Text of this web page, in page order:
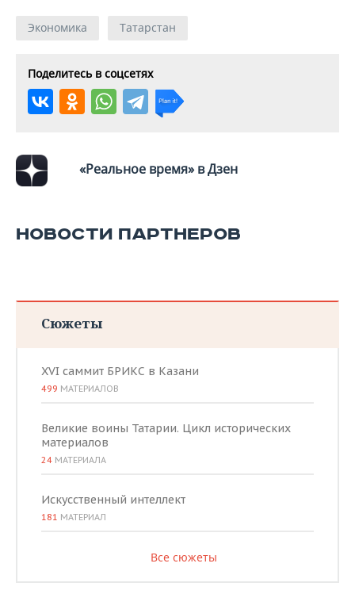
Экономика Татарстан
Поделитесь в соцсетях
«Реальное время» в Дзен
НОВОСТИ ПАРТНЕРОВ
Сюжеты
XVI саммит БРИКС в Казани
499 МАТЕРИАЛОВ
Великие воины Татарии. Цикл исторических
материалов
24 МАТЕРИАЛА
Искусственный интеллект
181 МАТЕРИАЛ
Все сюжеты